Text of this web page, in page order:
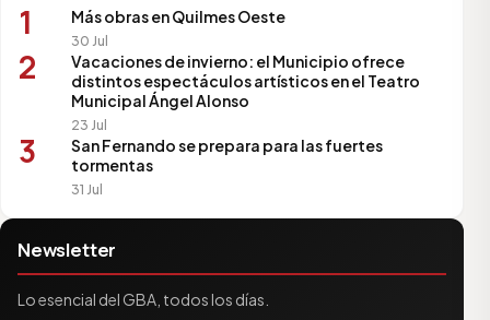
1 Más obras en Quilmes Oeste
30 Jul
2
Vacaciones de invierno: el Municipio ofrece
distintos espectáculos artísticos en el Teatro
Municipal Ángel Alonso
23 Jul
3
San Fernando se prepara para las fuertes
tormentas
31 Jul
Newsletter
Lo esencial del GBA, todos los días.